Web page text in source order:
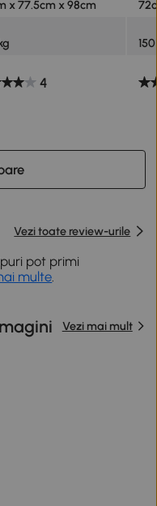
x 77.5cm x 98cm
4
Vezi toate review-urile
pot primi
multe
Vezi mai mult